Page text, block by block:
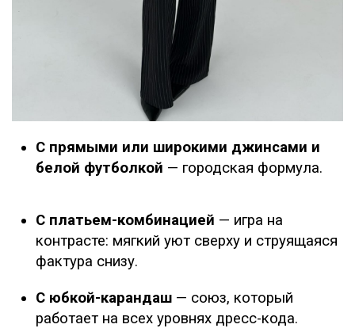
С прямыми или широкими джинсами и
белой футболкой — городская формула.
С платьем-комбинацией — игра на
контрасте: мягкий уют сверху и струящаяся
фактура снизу.
С юбкой-карандаш — союз, который
работает на всех уровнях дресс-кода.